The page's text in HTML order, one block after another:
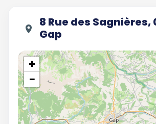
8 Rue des Sagnières,
Gap
+
−